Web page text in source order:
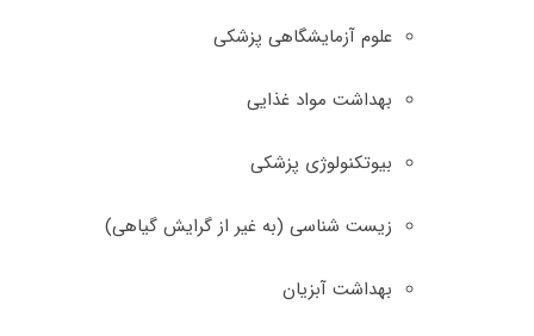
علوم آزمایشگاهی پزشکی
بهداشت مواد غذایی
بیوتکنولوژی پزشکی
زیست ‌شناسی (به غیر از گرایش گیاهی)
بهداشت آبزیان